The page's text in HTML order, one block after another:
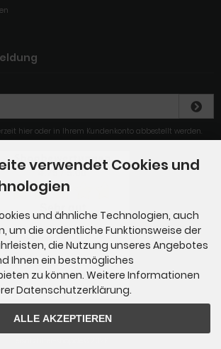
hier oder in Ihrem Kundenkonto abbestellt werden.
4.79/5.00
Schnelle Lieferung, alles gut
Gesamt: 284
verwendet Cookies und
und ähnliche Technologien, auch
um die ordentliche Funktionsweise der
die Nutzung unseres Angebotes
Ihnen ein bestmögliches
zu können. Weitere Informationen
Datenschutzerklärung.
ALLE AKZEPTIEREN